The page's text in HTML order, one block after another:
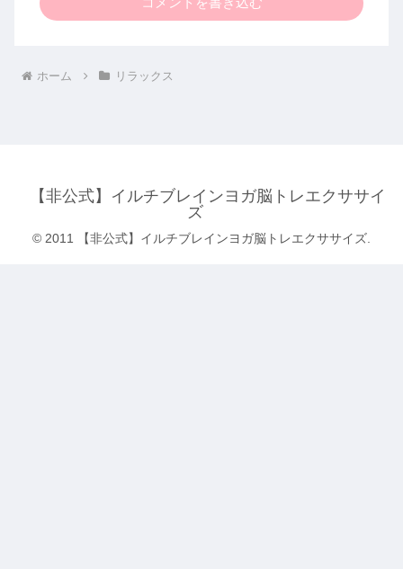
ホーム リラックス
【非公式】イルチブレインヨガ脳トレエクササイ
ズ
© 2011 【非公式】イルチブレインヨガ脳トレエクササイズ.